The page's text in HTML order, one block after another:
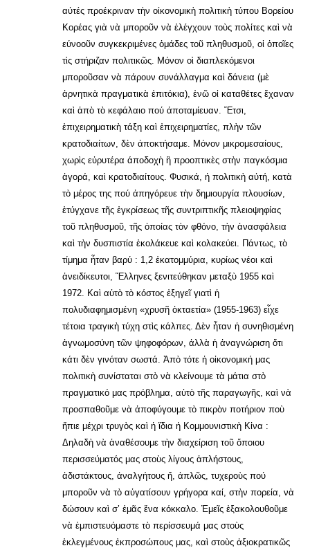
αὐτές προέκριναν τὴν οἰκονομικὴ πολιτικὴ τύπου Βορείου
Κορέας γιὰ νὰ μποροῦν νὰ ἐλέγχουν τοὺς πολίτες καὶ νὰ
εύνοοῦν συγκεκριμένες ὁμάδες τοῦ πληθυσμοῦ, οἱ ὁποῖες
τὶς στήριζαν πολιτικῶς. Μόνον οὶ διαπλεκόμενοι
μποροῦσαν νὰ πάρουν συνάλλαγμα καὶ δάνεια (μὲ
ἀρνητικὰ πραγματικὰ ἐπιτόκια), ἐνῶ οἱ καταθέτες ἔχαναν
καὶ ἀπὸ τὸ κεφάλαιο πού ἀποταμίευαν. Ἔτσι,
ἐπιχειρηματικὴ τάξη καὶ ἐπιχειρηματίες, πλὴν τῶν
κρατοδιαίτων, δὲν ἀποκτήσαμε. Μόνον μικρομεσαίους,
χωρὶς εὐρυτέρα άποδοχὴ ἢ προοπτικὲς στὴν παγκόσμια
ἀγορά, καὶ κρατοδιαίτους. Φυσικά, ἡ πολιτικὴ αὐτή, κατὰ
τὸ μέρος της πού ἀπηγόρευε τὴν δημιουργία πλουσίων,
ἐτύγχανε τῆς ἐγκρίσεως τῆς συντριπτικῆς πλειοψηφίας
τοῦ πληθυσμοῦ, τῆς ὁποίας τὸν φθόνο, τὴν ἀνασφάλεια
καὶ τὴν δυσπιστία ἐκολάκευε καὶ κολακεύει. Πάντως, τὸ
τίμημα ἦταν βαρύ : 1,2 ἑκατομμύρια, κυρίως νέοι καὶ
ἀνειδίκευτοι, Ἕλληνες ξενιτεύθηκαν μεταξὺ 1955 καὶ
1972. Καὶ αὐτὸ τὸ κόστος ἐξηγεῖ γιατὶ ἡ
πολυδιαφημισμένη «χρυσῆ ὀκταετία» (1955-1963) εἶχε
τέτοια τραγικὴ τύχη στὶς κάλπες. Δὲν ἦταν ἡ συνηθισμένη
ἀγνωμοσύνη τῶν ψηφοφόρων, ἀλλὰ ἡ ἀναγνώριση ὅτι
κάτι δὲν γινόταν σωστά. Ἀπὸ τότε ἡ οἰκονομική μας
πολιτικὴ συνίσταται στὸ νὰ κλείνουμε τὰ μάτια στὸ
πραγματικό μας πρόβλημα, αὐτὸ τῆς παραγωγῆς, καὶ νὰ
προσπαθοῦμε νὰ ἀποφύγουμε τὸ πικρὸν ποτήριον ποὺ
ἤπιε μέχρι τρυγὸς καὶ ἡ ἴδια ἡ Κομμουνιστικὴ Κἰνα :
Δηλαδὴ νὰ ἀναθέσουμε τὴν διαχείριση τοῦ ὅποιου
περισσεύματός μας στοὺς λίγους ἀπλήστους,
ἀδιστάκτους, ἀναλγήτους ἤ, ἁπλῶς, τυχεροὺς πού
μποροῦν νὰ τὸ αὐγατίσουν γρήγορα καί, στὴν πορεία, νὰ
δώσουν καὶ σ’ ἐμᾶς ἕνα κόκκαλο. Ἐμεῖς ἐξακολουθοῦμε
νὰ ἐμπιστευόμαστε τὸ περίσσευμά μας στοὺς
ἐκλεγμένους ἐκπροσώπους μας, καὶ στοὺς ἀξιοκρατικῶς